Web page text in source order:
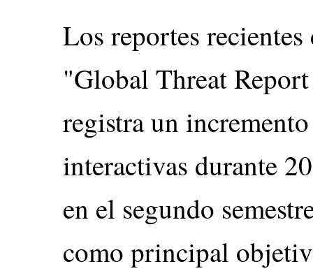
Los reportes
"Global Threat
registra un
interactivas durante
en el segundo
como principal